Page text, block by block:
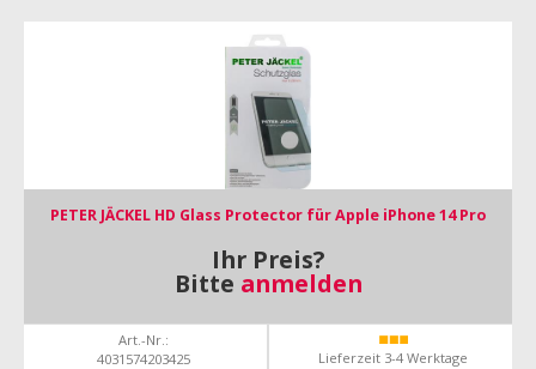
PETER JÄCKEL HD Glass Protector für Apple iPhone 14 Pro
Ihr Preis?
Bitte anmelden
Art.-Nr.:
4031574203425
Lieferzeit 3-4 Werktage